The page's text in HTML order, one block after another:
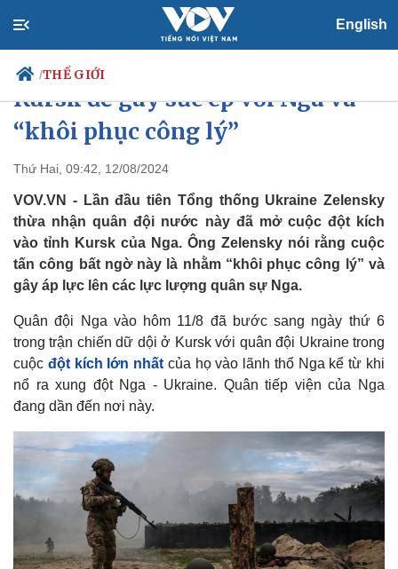
English
/THẾ GIỚI
Chính trị
Tổ chức nhân sự
Quốc hội
Nhận diện sự thật
Tin 24h
Dự báo thời tiết
Giáo dục
Dấu ấn VOV
Việc làm
Biển đảo
Ông Zelensky nói tấn công
Kursk để gây sức ép với Nga và
“khôi phục công lý”
Thứ Hai, 09:42, 12/08/2024
VOV.VN - Lần đầu tiên Tổng thống Ukraine Zelensky
thừa nhận quân đội nước này đã mở cuộc đột kích
vào tỉnh Kursk của Nga. Ông Zelensky nói rằng cuộc
tấn công bất ngờ này là nhằm “khôi phục công lý” và
gây áp lực lên các lực lượng quân sự Nga.
Quân đội Nga vào hôm 11/8 đã bước sang ngày thứ 6
trong trận chiến dữ dội ở Kursk với quân đội Ukraine trong
cuộc đột kích lớn nhất của họ vào lãnh thổ Nga kể từ khi
nổ ra xung đột Nga - Ukraine. Quân tiếp viện của Nga
đang dần đến nơi này.